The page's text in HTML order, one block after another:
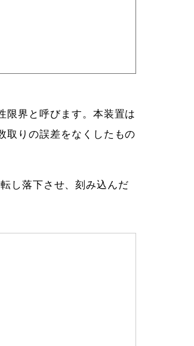
限界と呼びます。本装置は
取りの誤差をなくしたもの
し落下させ、刻み込んだ